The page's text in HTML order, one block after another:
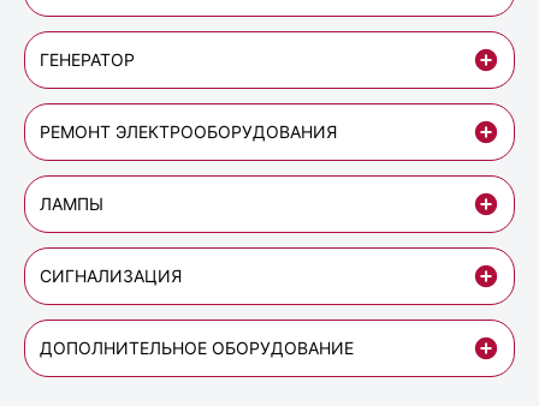
ГЕНЕРАТОР
РЕМОНТ ЭЛЕКТРООБОРУДОВАНИЯ
ЛАМПЫ
СИГНАЛИЗАЦИЯ
ДОПОЛНИТЕЛЬНОЕ ОБОРУДОВАНИЕ